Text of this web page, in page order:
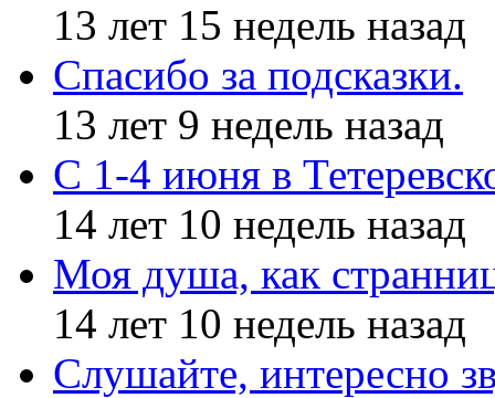
13 лет 15 недель назад
Спасибо за подсказки.
13 лет 9 недель назад
С 1-4 июня в
14 лет 10 недель назад
Моя душа, как
14 лет 10 недель назад
Слушайте, интересно